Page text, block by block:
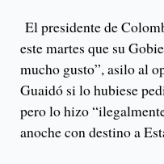
El presidente de
este martes que su
mucho gusto”, asilo al
Guaidó si lo hubiese
pero lo hizo
anoche con destino a